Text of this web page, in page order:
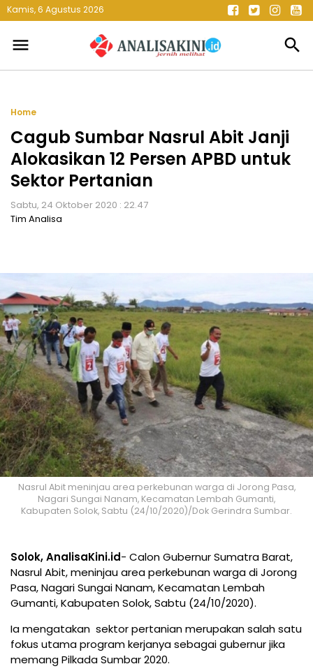
Kamis, 6 Agustus 2026
menu search
Home
Cagub Sumbar Nasrul Abit Janji
Alokasikan 12 Persen APBD untuk
Sektor Pertanian
Sabtu, 24 Oktober 2020 : 22.47
Tim Analisa
Nasrul Abit meninjau area perkebunan warga di Jorong Pasa,
Nagari Sungai Nanam, Kecamatan Lembah Gumanti,
Kabupaten Solok, Sabtu (24/10/2020)/Dok Gerindra Sumbar.
Solok, AnalisaKini.id- Calon Gubernur Sumatra Barat,
Nasrul Abit, meninjau area perkebunan warga di Jorong
Pasa, Nagari Sungai Nanam, Kecamatan Lembah
Gumanti, Kabupaten Solok, Sabtu (24/10/2020).
Ia mengatakan sektor pertanian merupakan salah satu
fokus utama program kerjanya sebagai gubernur jika
memang Pilkada Sumbar 2020.